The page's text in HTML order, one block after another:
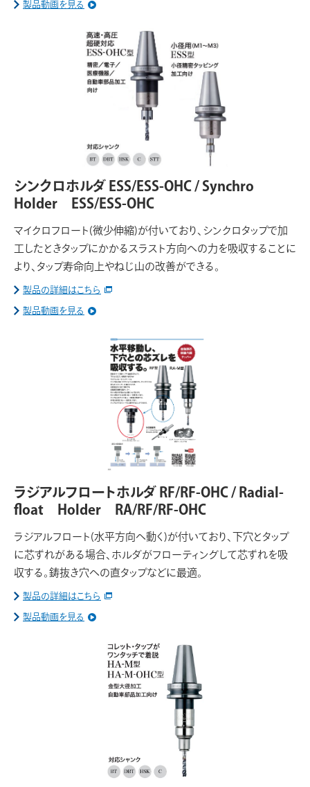
製品動画を見る
シンクロホルダ ESS/ESS-OHC / Synchro
Holder ESS/ESS-OHC
マイクロフロート(微少伸縮)が付いており、シンクロタップで加
工したときタップにかかるスラスト方向への力を吸収することに
より、タップ寿命向上やねじ山の改善ができる。
製品の詳細はこちら
製品動画を見る
ラジアルフロートホルダ RF/RF-OHC / Radial-
float Holder RA/RF/RF-OHC
ラジアルフロート(水平方向へ動く)が付いており、下穴とタップ
に芯ずれがある場合、ホルダがフローティングして芯ずれを吸
収する。鋳抜き穴への直タップなどに最適。
製品の詳細はこちら
製品動画を見る